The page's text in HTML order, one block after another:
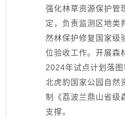
强化林草资源保护管
定，负责监测区地类
然林保护修复国家级
位验收工作。开展森
2024年试点计划落
北虎豹国家公园自然
制《荔波兰鼎山省级
支撑。